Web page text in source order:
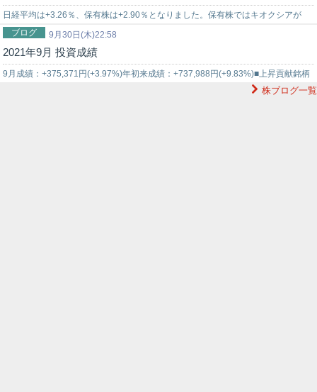
日経平均は+3.26％、保有株は+2.90％となりました。保有株ではキオクシアが
+17.18％、100株保有のシュッピンが+12.59％、三井住友ト…
9月30日(木)22:58
ブログ
2021年9月 投資成績
9月成績：+375,371円(+3.97%)年初来成績：+737,988円(+9.83%)■上昇貢献銘柄
株ブログ一覧